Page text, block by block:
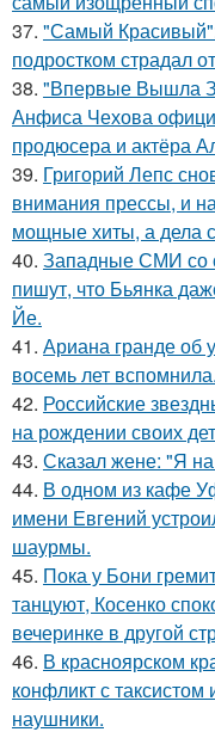
37. "Самый
подростком страдал
38. "Впервые Вышла
Анфиса Чехова
продюсера и актёра
39. Григорий Лепс
внимания прессы, и
мощные хиты, а дела
40. Западные СМИ со
пишут, что Бьянка
Йе.
41. Ариана гранде об
восемь лет вспомнила.
42. Российские
на рождении своих
43. Сказал жене: "Я на
44. В одном из кафе
имени Евгений
шаурмы.
45. Пока у Бони
танцуют, Косенко
вечеринке в другой
46. В красноярском
конфликт с
наушники.